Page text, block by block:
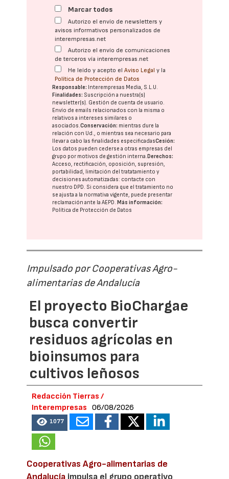
Marcar todos
Autorizo el envío de newsletters y
avisos informativos personalizados de
interempresas.net
Autorizo el envío de comunicaciones
de terceros vía interempresas.net
He leído y acepto elAviso Legal y la
Política de Protección de Datos
Responsable: Interempresas Media, S.L.U.
Finalidades: Suscripción a nuestra(s)
newsletter(s). Gestión de cuenta de usuario.
Envío de emails relacionados con la misma o
relativos a intereses similares o
asociados.Conservación: mientras dure la
relación con Ud., o mientras sea necesario para
llevar a cabo las finalidades especificadasCesión:
Los datos pueden cederse a otras empresas del
grupo por motivos de gestión interna. Derechos:
Acceso, rectificación, oposición, supresión,
portabilidad, limitación del tratatamiento y
decisiones automatizadas: contacte con
nuestro DPD. Si considera que el tratamiento no
se ajusta a la normativa vigente, puede presentar
reclamación ante laAEPD. Más información:
Política de Protección de Datos
Impulsado por Cooperativas Agro-
alimentarias de Andalucía
El proyecto BioChargae
busca convertir
residuos agrícolas en
bioinsumos para
cultivos leñosos
Redacción Tierras /
Interempresas
06/08/2026
1077
Cooperativas Agro-alimentarias de
Andalucía impulsa el grupo operativo